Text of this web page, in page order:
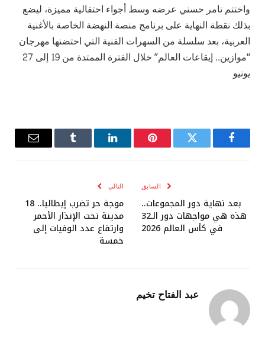
واختتم تامر حسني عرضه وسط أجواء احتفالية مميزة، ليضع
بذلك نقطة النهاية على برنامج منصة النهضة الخاصة بالأغنية
العربية، بعد سلسلة من السهرات الفنية التي احتضنها مهرجان
“موازين.. إيقاعات العالم” خلال الفترة الممتدة من 19 إلى 27
يونيو
فيسبوك تويتر بينتيريستلينكدإن Tumblr
البريد
السابق
بعد نهاية دور المجموعات..
هذه هي مواجهات دور الـ32
في كأس العالم 2026
التالي
موجة حر تضرب إيطاليا.. 18
مدينة تحت الإنذار الأحمر
وارتفاع عدد الوفيات إلى
خمسة
عبد الفتاح تخيم